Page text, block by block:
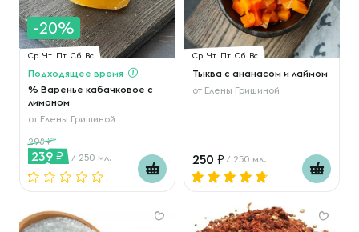
-20%
Ср Чт Пт Сб Вс
Подходящее время
% Варенье кабачковое с
лимоном
от Елены Гришиной
298
239 / 250 мл.
Ср Чт Пт Сб Вс
Тыква с ананасом и лаймом
от Елены Гришиной
250 / 250 мл.